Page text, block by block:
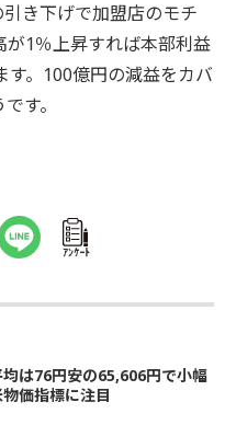
き下げで加盟店のモチ
1％上昇すれば本部利益
。100億円の減益をカバ
す。
ｱﾝｹｰﾄ
均は76円安の65,606円で小幅
価指標に注目